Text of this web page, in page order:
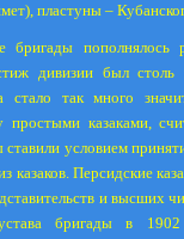
пластуны –
бригады пополнялось
дивизии был столь
стало так много
простыми казаками,
условием
казаков. Персидские
и высших
бригады в